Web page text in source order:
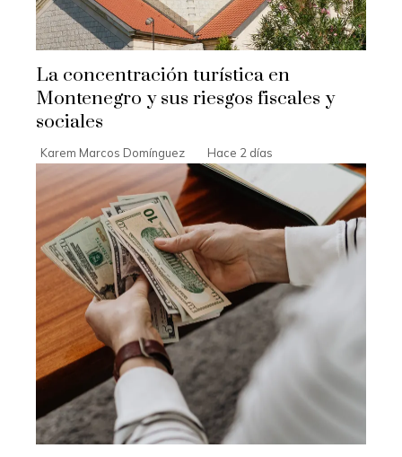
La concentración turística en
Montenegro y sus riesgos fiscales y
sociales
Karem Marcos Domínguez Hace 2 días